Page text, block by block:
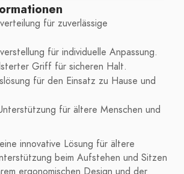
für zuverlässige
für individuelle Anpassung.
Griff für sicheren Halt.
für den Einsatz zu Hause und
für ältere Menschen und
innovative Lösung für ältere
beim Aufstehen und Sitzen